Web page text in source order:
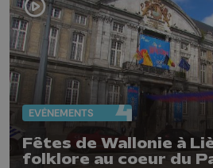
EVÈNEMENTS
Fêtes de Wallonie à
folklore au coeur du